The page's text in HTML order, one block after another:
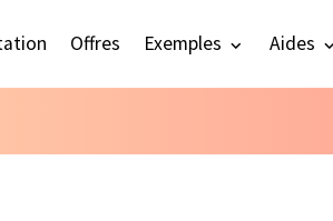
Offres Exemples Aides